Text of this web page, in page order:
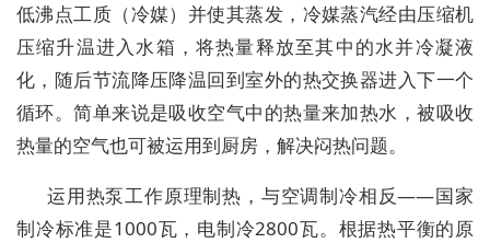
低沸点工质（冷媒）并使其蒸发，冷媒蒸汽经由压缩机
压缩升温进入水箱，将热量释放至其中的水并冷凝液
化，随后节流降压降温回到室外的热交换器进入下一个
循环。简单来说是吸收空气中的热量来加热水，被吸收
热量的空气也可被运用到厨房，解决闷热问题。
运用热泵工作原理制热，与空调制冷相反——国家
制冷标准是1000瓦，电制冷2800瓦。根据热平衡的原